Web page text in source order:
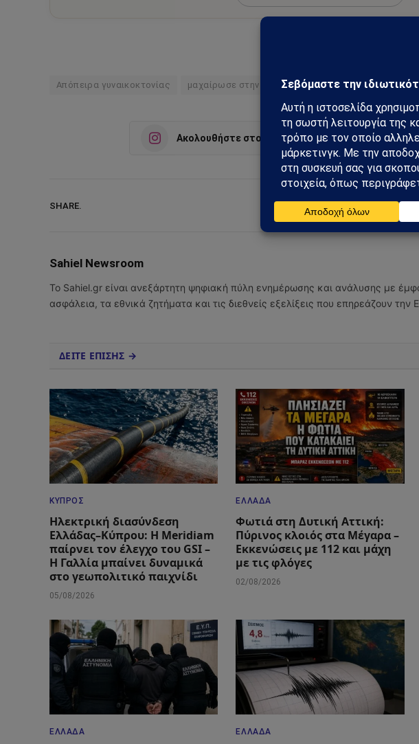
Απόπειρα γυναικοκτονίας μαχαίρωσε στην κοιλιά Νίκαια
Ακολουθήστε στο Instagram
SHARE.
Sahiel Newsroom
Το Sahiel.gr είναι ανεξάρτητη ψηφιακή πύλη ενημέρωσης και ανάλυσης με
ασφάλεια, τα εθνικά ζητήματα και τις διεθνείς εξελίξεις που επηρεάζουν
ΔΕΙΤΕ ΕΠΙΣΗΣ →
ΚΎΠΡΟΣ
Ηλεκτρική διασύνδεση
Ελλάδας–Κύπρου: Η Meridiam
παίρνει τον έλεγχο του GSI –
Η Γαλλία μπαίνει δυναμικά
στο γεωπολιτικό παιχνίδι
05/08/2026
ΕΛΛΆΔΑ
Φωτιά στη Δυτική Αττική:
Πύρινος κλοιός στα Μέγαρα –
Εκκενώσεις με 112 και μάχη
με τις φλόγες
02/08/2026
ΕΛΛΆΔΑ ΕΛΛΆΔΑ